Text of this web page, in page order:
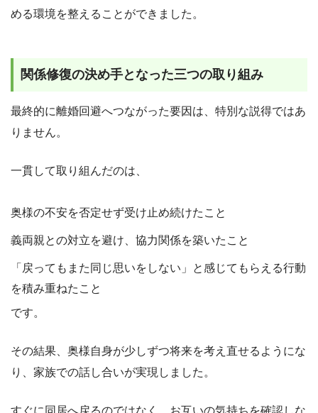
める環境を整えることができました。
関係修復の決め手となった三つの取り組み
最終的に離婚回避へつながった要因は、特別な説得ではあ
りません。
一貫して取り組んだのは、
奥様の不安を否定せず受け止め続けたこと
義両親との対立を避け、協力関係を築いたこと
「戻ってもまた同じ思いをしない」と感じてもらえる行動
を積み重ねたこと
です。
その結果、奥様自身が少しずつ将来を考え直せるようにな
り、家族での話し合いが実現しました。
すぐに同居へ戻るのではなく、お互いの気持ちを確認しな